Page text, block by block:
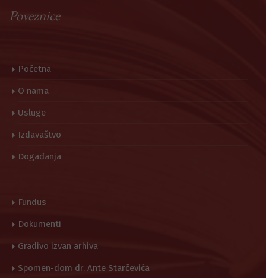
Poveznice
Početna
O nama
Usluge
Izdavaštvo
Događanja
Fundus
Dokumenti
Gradivo izvan arhiva
Spomen-dom dr. Ante Starčevića